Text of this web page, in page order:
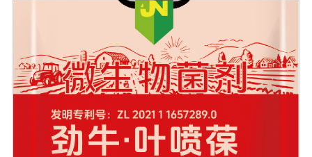
干物质，农产品质量好。(2)提高土壤肥力，改善土壤理化
性质。生物有机肥的使用不仅可以补充消耗的有机肥，还
可以不断提高土壤有机质的含量。微生物分解后，有机质
可缩合成新的腐殖质，与土壤中的其他物质结合，形成有
机无机复合体，促进土壤中微粒结构的形成，协调水、
肥、气、热的矛盾，改善土壤结构，疏松土壤，提高耕作
能力。(3)调整微生物区系，改善土壤微生态系统。腐烂的
有机肥含有酵母、乳酸菌、纤维素分解菌和其他有益微生
物，生物有机肥还含有固氮、硅酸盐、溶磷、光合细菌和
假单胞细菌，这些微生物除了产生大量活性物质外，还具
有固氮、溶磷、钾，有些还具有抑制植物根病原体的能